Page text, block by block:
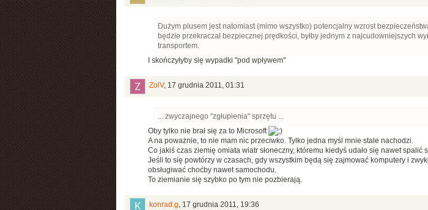
Dużym plusem jest natomiast (mimo wszystko) potencjalny wzrost
będzie przekraczał bezpiecznej prędkości, byłby jednym z najcudowniejszych
transportem.
I skończyłyby się wypadki "pod wpływem"
ZolV, 17 grudnia 2011, 01:31
... zwyczajnego "zgłupienia" sprzętu ...
Oby tylko nie brał się za to Microsoft
A na poważnie, to nie mam nic przeciwko. Tylko jedna myśl mnie stale nachodzi.
Co jakiś czas ziemię omiata wiatr słoneczny, któremu kiedyś udało się nawet spalić
Jeśli to się powtórzy w czasach, gdy wszystkim będą się zajmować komputery i
obsługiwać choćby nawet samochodu.
To ziemianie się szybko po tym nie pozbierają.
konrad.g, 17 grudnia 2011, 19:36